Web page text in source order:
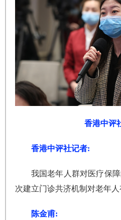
香港中评
香港中评社记者:
我国老年人群对医疗保
次建立门诊共济机制对老年人
陈金甫: